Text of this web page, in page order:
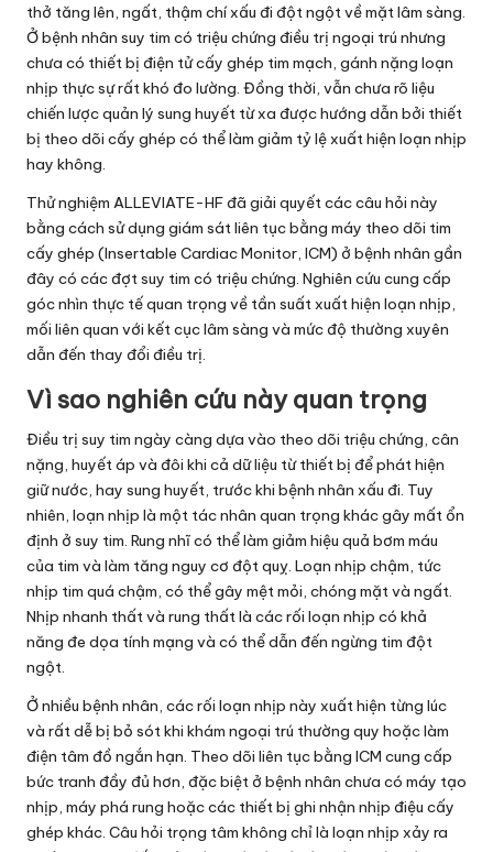
thở tăng lên, ngất, thậm chí xấu đi đột ngột về mặt lâm sàng.
Ở bệnh nhân suy tim có triệu chứng điều trị ngoại trú nhưng
chưa có thiết bị điện tử cấy ghép tim mạch, gánh nặng loạn
nhịp thực sự rất khó đo lường. Đồng thời, vẫn chưa rõ liệu
chiến lược quản lý sung huyết từ xa được hướng dẫn bởi thiết
bị theo dõi cấy ghép có thể làm giảm tỷ lệ xuất hiện loạn nhịp
hay không.
Thử nghiệm ALLEVIATE-HF đã giải quyết các câu hỏi này
bằng cách sử dụng giám sát liên tục bằng máy theo dõi tim
cấy ghép (Insertable Cardiac Monitor, ICM) ở bệnh nhân gần
đây có các đợt suy tim có triệu chứng. Nghiên cứu cung cấp
góc nhìn thực tế quan trọng về tần suất xuất hiện loạn nhịp,
mối liên quan với kết cục lâm sàng và mức độ thường xuyên
dẫn đến thay đổi điều trị.
Vì sao nghiên cứu này quan trọng
Điều trị suy tim ngày càng dựa vào theo dõi triệu chứng, cân
nặng, huyết áp và đôi khi cả dữ liệu từ thiết bị để phát hiện
giữ nước, hay sung huyết, trước khi bệnh nhân xấu đi. Tuy
nhiên, loạn nhịp là một tác nhân quan trọng khác gây mất ổn
định ở suy tim. Rung nhĩ có thể làm giảm hiệu quả bơm máu
của tim và làm tăng nguy cơ đột quỵ. Loạn nhịp chậm, tức
nhịp tim quá chậm, có thể gây mệt mỏi, chóng mặt và ngất.
Nhịp nhanh thất và rung thất là các rối loạn nhịp có khả
năng đe dọa tính mạng và có thể dẫn đến ngừng tim đột
ngột.
Ở nhiều bệnh nhân, các rối loạn nhịp này xuất hiện từng lúc
và rất dễ bị bỏ sót khi khám ngoại trú thường quy hoặc làm
điện tâm đồ ngắn hạn. Theo dõi liên tục bằng ICM cung cấp
bức tranh đầy đủ hơn, đặc biệt ở bệnh nhân chưa có máy tạo
nhịp, máy phá rung hoặc các thiết bị ghi nhận nhịp điệu cấy
ghép khác. Câu hỏi trọng tâm không chỉ là loạn nhịp xảy ra